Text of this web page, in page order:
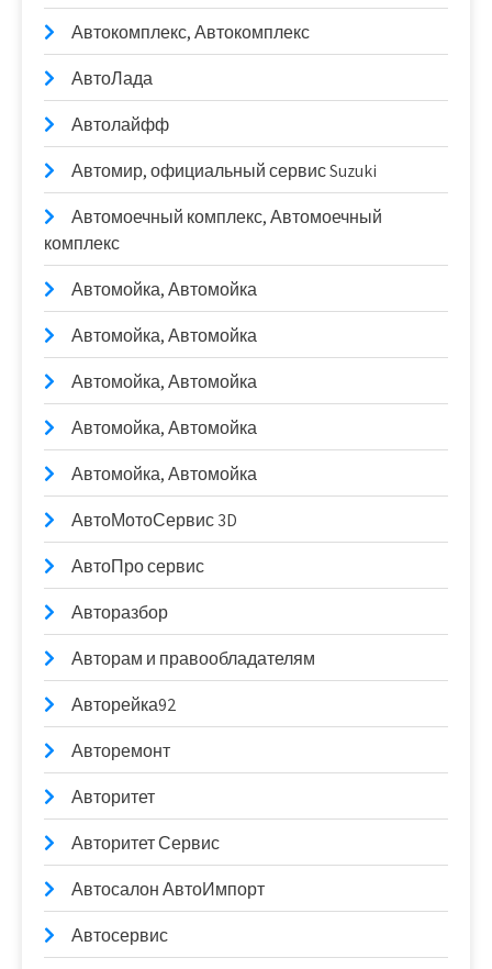
Автокомплекс, Автокомплекс
АвтоЛада
Автолайфф
Автомир, официальный сервис Suzuki
Автомоечный комплекс, Автомоечный
комплекс
Автомойка, Автомойка
Автомойка, Автомойка
Автомойка, Автомойка
Автомойка, Автомойка
Автомойка, Автомойка
АвтоМотоСервис 3D
АвтоПро сервис
Авторазбор
Авторам и правообладателям
Авторейка92
Авторемонт
Авторитет
Авторитет Сервис
Автосалон АвтоИмпорт
Автосервис